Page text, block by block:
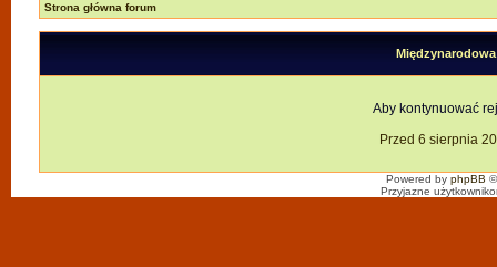
Strona główna forum
Aby kontynuować
Przed 6 sierpnia
Powered by phpBB
Przyjazne